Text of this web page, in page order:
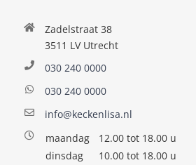
Zadelstraat 38
3511 LV Utrecht
030 240 0000
030 240 0000
info@keckenlisa.nl
maandag
12.00 tot 18.00 u
dinsdag
10.00 tot 18.00 u